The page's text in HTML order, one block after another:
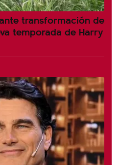
transformación de
temporada de Harry